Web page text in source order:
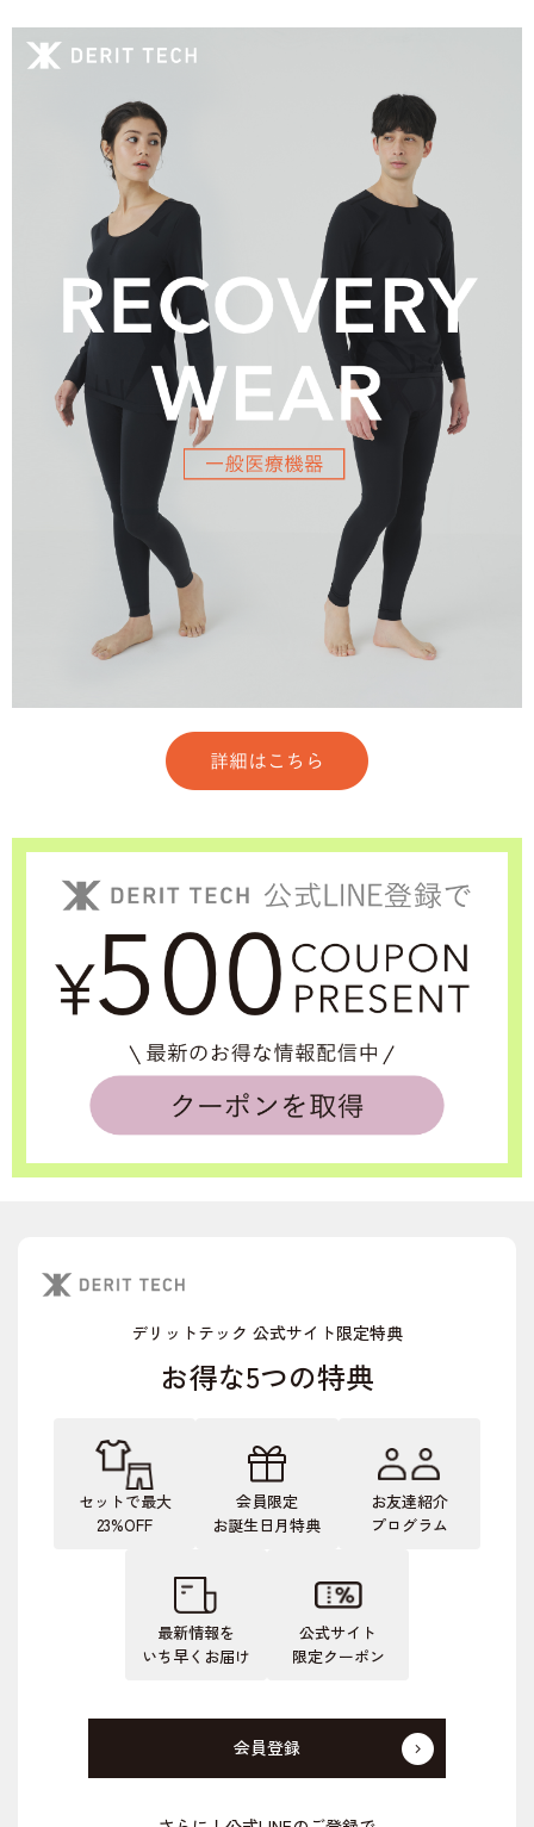
デリットテック 公式サイト限定特典
お得な5つの特典
セットで最大
23%OFF
会員限定
お誕生日月特典
お友達紹介
プログラム
最新情報を
いち早くお届け
公式サイト
限定クーポン
会員登録